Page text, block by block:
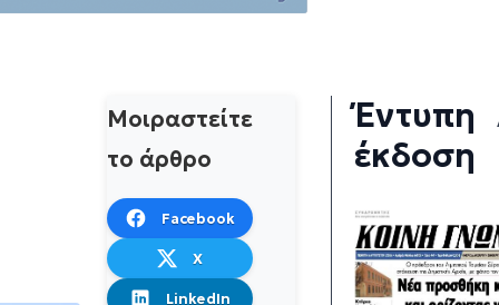
Μοιραστείτε
το άρθρο
Facebook
X
LinkedIn
Έντυπη
έκδοση